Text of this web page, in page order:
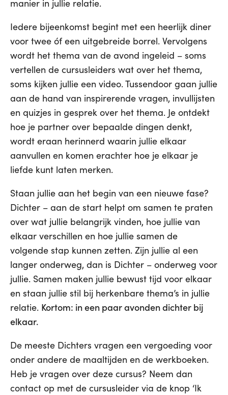
manier in jullie relatie.
Iedere bijeenkomst begint met een heerlijk diner
voor twee óf een uitgebreide borrel. Vervolgens
wordt het thema van de avond ingeleid – soms
vertellen de cursusleiders wat over het thema,
soms kijken jullie een video. Tussendoor gaan jullie
aan de hand van inspirerende vragen, invullijsten
en quizjes in gesprek over het thema. Je ontdekt
hoe je partner over bepaalde dingen denkt,
wordt eraan herinnerd waarin jullie elkaar
aanvullen en komen erachter hoe je elkaar je
liefde kunt laten merken.
Staan jullie aan het begin van een nieuwe fase?
Dichter – aan de start helpt om samen te praten
over wat jullie belangrijk vinden, hoe jullie van
elkaar verschillen en hoe jullie samen de
volgende stap kunnen zetten. Zijn jullie al een
langer onderweg, dan is Dichter – onderweg voor
jullie. Samen maken jullie bewust tijd voor elkaar
en staan jullie stil bij herkenbare thema’s in jullie
relatie. Kortom: in een paar avonden dichter bij
elkaar.
De meeste Dichters vragen een vergoeding voor
onder andere de maaltijden en de werkboeken.
Heb je vragen over deze cursus? Neem dan
contact op met de cursusleider via de knop ‘Ik